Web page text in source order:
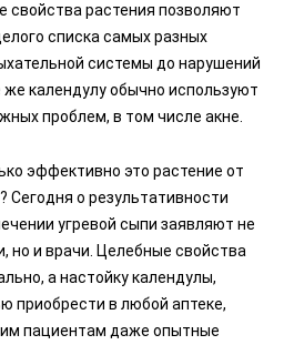
свойства растения позволяют
списка самых разных
системы до нарушений
календулу обычно используют
проблем, в том числе акне.
эффективно это растение от
Сегодня о результативности
угревой сыпи заявляют не
но и врачи. Целебные свойства
а настойку календулы,
приобрести в любой аптеке,
пациентам даже опытные